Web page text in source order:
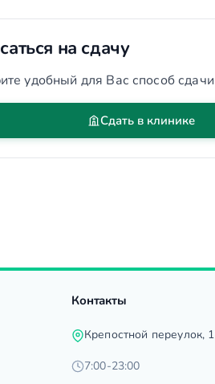
на сдачу
удобный для Вас способ
Сдать в клинике
Контакты
Крепостной переулок,
7:00-23:00